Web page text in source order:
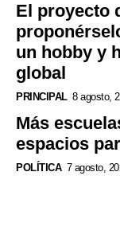
El proyecto
un hobby y
global
PRINCIPAL 8 agosto,
Más
espacios
POLÍTICA 7 agosto,